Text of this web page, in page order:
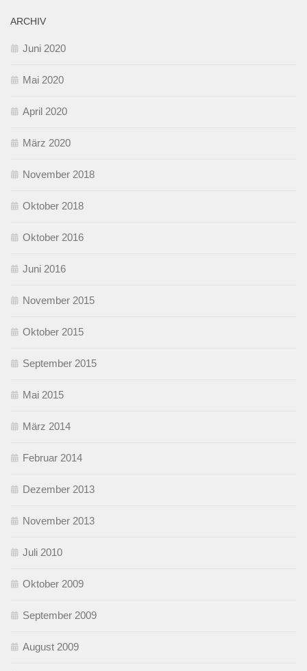
ARCHIV
Juni 2020
Mai 2020
April 2020
März 2020
November 2018
Oktober 2018
Oktober 2016
Juni 2016
November 2015
Oktober 2015
September 2015
Mai 2015
März 2014
Februar 2014
Dezember 2013
November 2013
Juli 2010
Oktober 2009
September 2009
August 2009